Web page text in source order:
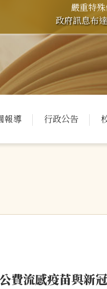
嚴重特
政府訊息布達
報導 行政公告
費流感疫苗與新